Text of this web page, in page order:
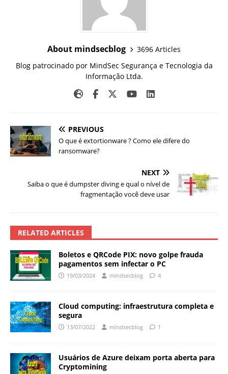
About mindsecblog
3696 Articles
Blog patrocinado por MindSec Segurança e Tecnologia da
Informação Ltda.
PREVIOUS
O que é extortionware ? Como ele difere do
ransomware?
NEXT
Saiba o que é dumpster diving e qual o nível de
fragmentação você deve usar
RELATED ARTICLES
Boletos e QRCode PIX: novo golpe frauda
pagamentos sem infectar o PC
19/03/2024 mindsecblog 4
Cloud computing: infraestrutura completa e
segura
13/07/2022 mindsecblog 1
Usuários de Azure deixam porta aberta para
Cryptomining